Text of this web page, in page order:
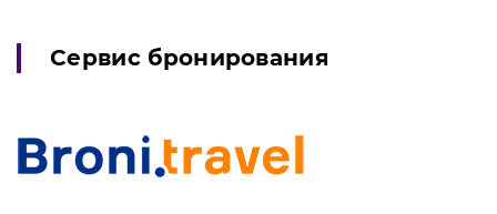
Сервис бронирования